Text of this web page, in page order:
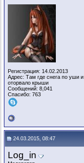
Регистрация: 14.02.2013
Адрес: Там где снега по уши и
оторвало крыши
Сообщений: 8,041
Спасибо: 763
24.03.2015, 08:47
Log_in